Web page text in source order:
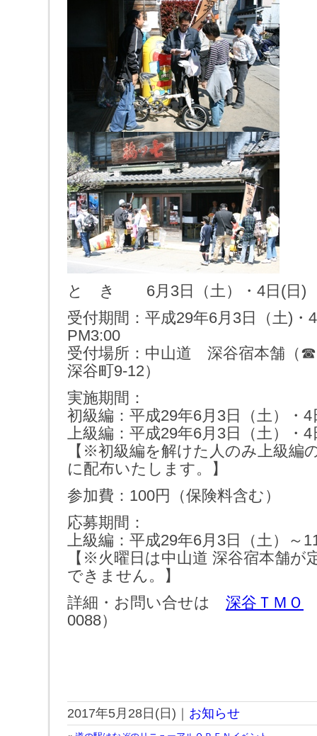
と き 6月3日（土）・4日(日)
受付期間：平成29年6月3日（土)・
PM3:00
受付場所：中山道 深谷宿本舗（
深谷町9-12）
実施期間：
初級編：平成29年6月3日（土）・4
上級編：平成29年6月3日（土）・4
【※初級編を解けた人のみ上級編
に配布いたします。】
参加費：100円（保険料含む）
応募期間：
上級編：平成29年6月3日（土）～
【※火曜日は中山道 深谷宿本舗が
できません。】
詳細・お問い合せは 深谷ＴＭＯ
0088）
2017年5月28日(日)｜ お知らせ